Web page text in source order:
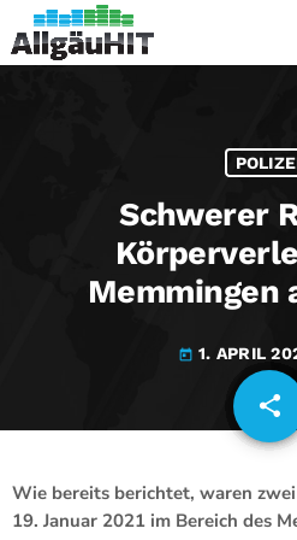
Schwerer
Memmingen
today 1. APRIL
share
email
Wie bereits berichtet, waren
19. Januar 2021 im Bereich des